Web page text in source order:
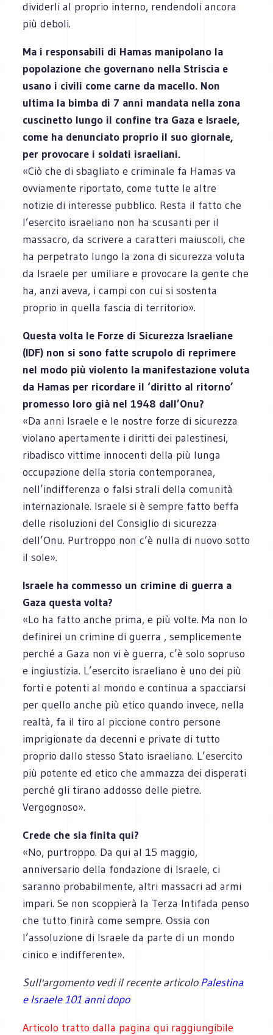
dividerli al proprio interno, rendendoli ancora
più deboli.
Ma i responsabili di Hamas manipolano la
popolazione che governano nella Striscia e
usano i civili come carne da macello. Non
ultima la bimba di 7 anni mandata nella zona
cuscinetto lungo il confine tra Gaza e Israele,
come ha denunciato proprio il suo giornale,
per provocare i soldati israeliani.
«Ciò che di sbagliato e criminale fa Hamas va
ovviamente riportato, come tutte le altre
notizie di interesse pubblico. Resta il fatto che
l’esercito israeliano non ha scusanti per il
massacro, da scrivere a caratteri maiuscoli, che
ha perpetrato lungo la zona di sicurezza voluta
da Israele per umiliare e provocare la gente che
ha, anzi aveva, i campi con cui si sostenta
proprio in quella fascia di territorio».
Questa volta le Forze di Sicurezza Israeliane
(IDF) non si sono fatte scrupolo di reprimere
nel modo più violento la manifestazione voluta
da Hamas per ricordare il ‘diritto al ritorno’
promesso loro già nel 1948 dall’Onu?
«Da anni Israele e le nostre forze di sicurezza
violano apertamente i diritti dei palestinesi,
ribadisco vittime innocenti della più lunga
occupazione della storia contemporanea,
nell’indifferenza o falsi strali della comunità
internazionale. Israele si è sempre fatto beffa
delle risoluzioni del Consiglio di sicurezza
dell’Onu. Purtroppo non c’è nulla di nuovo sotto
il sole».
Israele ha commesso un crimine di guerra a
Gaza questa volta?
«Lo ha fatto anche prima, e più volte. Ma non lo
definirei un crimine di guerra , semplicemente
perché a Gaza non vi è guerra, c’è solo sopruso
e ingiustizia. L’esercito israeliano è uno dei più
forti e potenti al mondo e continua a spacciarsi
per quello anche più etico quando invece, nella
realtà, fa il tiro al piccione contro persone
imprigionate da decenni e private di tutto
proprio dallo stesso Stato israeliano. L’esercito
più potente ed etico che ammazza dei disperati
perché gli tirano addosso delle pietre.
Vergognoso».
Crede che sia finita qui?
«No, purtroppo. Da qui al 15 maggio,
anniversario della fondazione di Israele, ci
saranno probabilmente, altri massacri ad armi
impari. Se non scoppierà la Terza Intifada penso
che tutto finirà come sempre. Ossia con
l’assoluzione di Israele da parte di un mondo
cinico e indifferente».
Sull'argomento vedi il recente articoloPalestina
e Israele 101 anni dopo
Articolo tratto dalla pagina qui raggiungibile